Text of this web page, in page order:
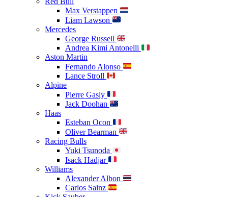
Max Verstappen
Liam Lawson
Mercedes
George Russell
Andrea Kimi Antonelli
Aston Martin
Fernando Alonso
Lance Stroll
Alpine
Pierre Gasly
Jack Doohan
Haas
Esteban Ocon
Oliver Bearman
Racing Bulls
Yuki Tsunoda
Isack Hadjar
Williams
Alexander Albon
Carlos Sainz